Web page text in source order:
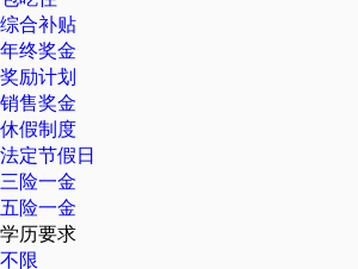
综合补贴
年终奖金
奖励计划
销售奖金
休假制度
法定节假日
三险一金
五险一金
学历要求
不限